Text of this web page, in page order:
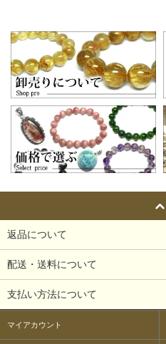
返品について
配送・送料について
支払い方法について
マイアカウント